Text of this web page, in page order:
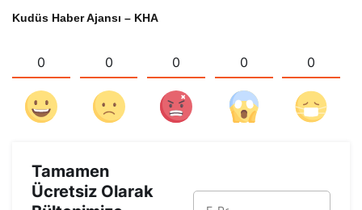
Kudüs Haber Ajansı – KHA
0 0 0 0 0
Tamamen
Ücretsiz Olarak